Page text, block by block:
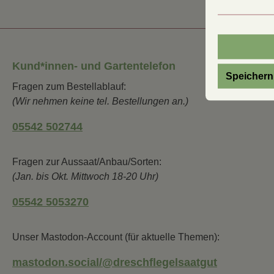
Kund*innen- und Gartentelefon
Fragen zum Bestellablauf:
(Wir nehmen keine tel. Bestellungen an.)
05542 502744
Fragen zur Aussaat/Anbau/Sorten:
(Jan. bis Okt. Mittwoch 18-20 Uhr)
05542 5053270
Unser Mastodon-Account (für aktuelle Themen):
mastodon.social/@dreschflegelsaatgut
Speichern